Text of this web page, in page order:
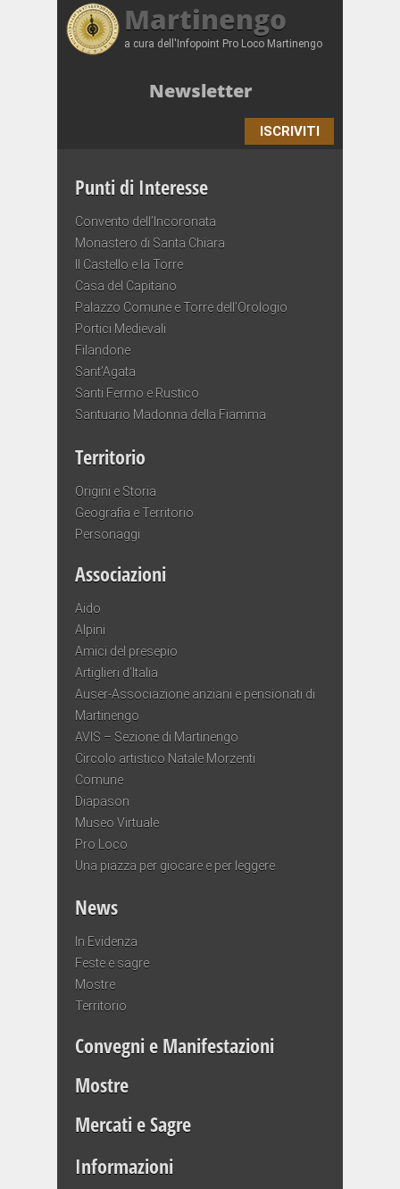
Martinengo
a cura dell'Infopoint Pro Loco Martinengo
Newsletter
ISCRIVITI
Punti di Interesse
Convento dell’Incoronata
Monastero di Santa Chiara
Il Castello e la Torre
Casa del Capitano
Palazzo Comune e Torre dell’Orologio
Portici Medievali
Filandone
Sant’Agata
Santi Fermo e Rustico
Santuario Madonna della Fiamma
Territorio
Origini e Storia
Geografia e Territorio
Personaggi
Associazioni
Aido
Alpini
Amici del presepio
Artiglieri d’Italia
Auser-Associazione anziani e pensionati di
Martinengo
AVIS – Sezione di Martinengo
Circolo artistico Natale Morzenti
Comune
Diapason
Museo Virtuale
Pro Loco
Una piazza per giocare e per leggere
News
In Evidenza
Feste e sagre
Mostre
Territorio
Convegni e Manifestazioni
Mostre
Mercati e Sagre
Informazioni